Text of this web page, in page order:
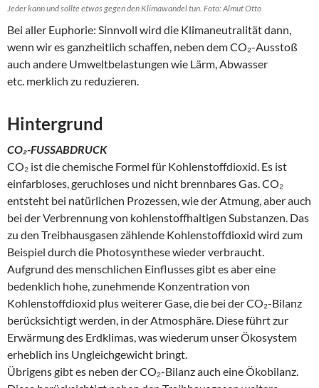
Jeder kann und sollte etwas gegen den Klimawandel tun. Foto: Almut Otto
Bei aller Euphorie: Sinnvoll wird die Klimaneutralität dann,
wenn wir es ganzheitlich schaffen, neben dem CO₂-Ausstoß
auch andere Umweltbelastungen wie Lärm, Abwasser
etc. merklich zu reduzieren.
Hintergrund
CO₂-FUSSABDRUCK
CO₂ ist die chemische Formel für Kohlenstoffdioxid. Es ist
einfarbloses, geruchloses und nicht brennbares Gas. CO₂
entsteht bei natürlichen Prozessen, wie der Atmung, aber auch
bei der Verbrennung von kohlenstoffhaltigen Substanzen. Das
zu den Treibhausgasen zählende Kohlenstoffdioxid wird zum
Beispiel durch die Photosynthese wieder verbraucht.
Aufgrund des menschlichen Einflusses gibt es aber eine
bedenklich hohe, zunehmende Konzentration von
Kohlenstoffdioxid plus weiterer Gase, die bei der CO₂-Bilanz
berücksichtigt werden, in der Atmosphäre. Diese führt zur
Erwärmung des Erdklimas, was wiederum unser Ökosystem
erheblich ins Ungleichgewicht bringt.
Übrigens gibt es neben der CO₂-Bilanz auch eine Ökobilanz.